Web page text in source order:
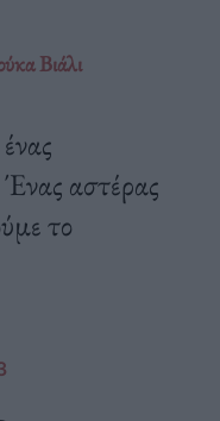
Βιάλι
αστέρας
το